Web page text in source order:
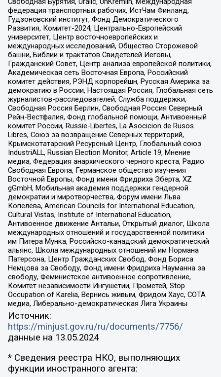
федерация транспортных рабочих, ИстЧам Финланд,
Гудзоновский институт, Фонд Демократического
Развития, Комитет-2024, Центрально-Европейский
университет, Центр восточноевропейских и
международных исследований, Общество Сторожевой
башни, Библии и трактатов Свидетелей Иеговы,
Гражданский Совет, Центр анализа европейской политики,
Академическая сеть Восточная Европа, Российский
комитет действия, РЭНД корпорейшн, Русская Америка за
демократию в России, Настоящая Россия, Глобальная сеть
журналистов-расследователей, Служба поддержки,
Свободная Россия Берлин, Свободная Россия Северный
Рейн-Вестфалия, Фонд глобальной помощи, Антивоенный
комитет России, Russie-Libertes, La Asocicion de Rusos
Libres, Союз за возвращение Северных территорий,
Крымскотатарский Ресурсный Центр, Глобальный союз
IndustriALL, Russian Election Monitor, Article 19, Мнение
медиа, Федерация анархического черного креста, Радио
Свободная Европа, Германское общество изучения
Восточной Европы, Фонд имени Фридриха Эберта, XZ
gGmbH, Мобильная академия поддержки гендерной
демократии и миротворчества, Форум имени Льва
Копелева, American Councils for International Education,
Cultural Vistas, Institute of International Education,
Антивоенное движение Антальи, Открытый диалог, Школа
международных отношений и государственной политики
им Питера Мунка, Российско-канадский демократический
альянс, Школа международных отношений им Нормана
Патерсона, Центр Гражданских Свобод, Фонд Бориса
Немцова за Свободу, Фонд имени Фридриха Науманна за
свободу, Феминистское антивоенное сопротивление,
Комитет независимости Ингушетии, Прометей, Stop
Occupation of Karelia, Вернись живым, Фридом Хаус, СОТА
медиа, Либерально-демократическая Лига Украины
Источник:
https://minjust.gov.ru/ru/documents/7756/
данные на 13.05.2024
* Сведения реестра НКО, выполняющих
функции иностранного агента: